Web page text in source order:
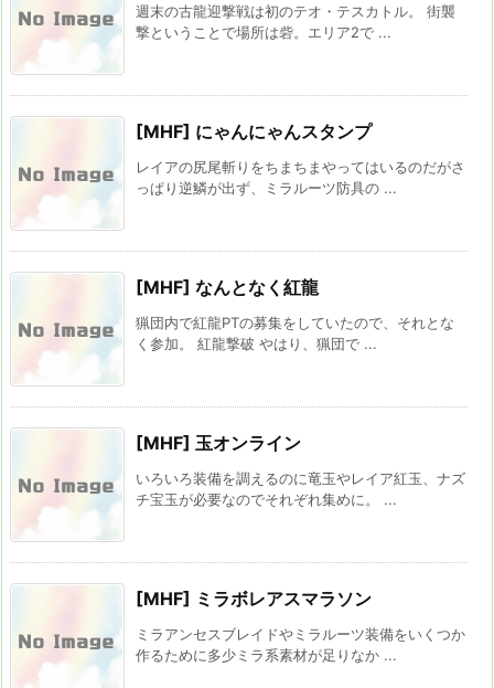
週末の古龍迎撃戦は初のテオ・テスカトル。 街襲
撃ということで場所は砦。エリア2で ...
[MHF] にゃんにゃんスタンプ
レイアの尻尾斬りをちまちまやってはいるのだがさ
っぱり逆鱗が出ず、ミラルーツ防具の ...
[MHF] なんとなく紅龍
猟団内で紅龍PTの募集をしていたので、それとな
く参加。 紅龍撃破 やはり、猟団で ...
[MHF] 玉オンライン
いろいろ装備を調えるのに竜玉やレイア紅玉、ナズ
チ宝玉が必要なのでそれぞれ集めに。 ...
[MHF] ミラボレアスマラソン
ミラアンセスブレイドやミラルーツ装備をいくつか
作るために多少ミラ系素材が足りなか ...